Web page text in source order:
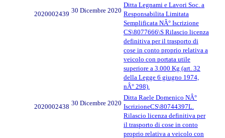
2020002439 30 Dicembre 2020
Ditta Legnami e Lavori Soc. a
Responsabilita Limitata
Semplificata NÂ° Iscrizione
CS\8077666\S Rilascio licenza
definitiva per il trasporto di
cose in conto proprio relativa a
veicolo con portata utile
superiore a 3.000 Kg (art. 32
della Legge 6 giugno 1974,
nÂ° 298).
2020002438 30 Dicembre 2020
Ditta Raele Domenico NÂ°
IscrizioneCS\80744397L.
Rilascio licenza definitiva per
il trasporto di cose in conto
proprio relativa a veicolo con